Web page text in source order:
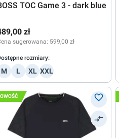
TOC Game 3 - dark blue
zł
sugerowana: 599,00 zł
rozmiary:
M L XL XXL